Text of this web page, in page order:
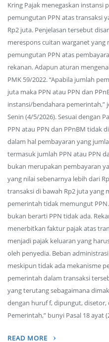
Kring Pajak menegaskan instansi
pemungutan PPN atas transaksi
Rp2 juta. Penjelasan tersebut
merespons cuitan warganet
pemungutan PPN atas
rekanan. Adapun aturan
PMK 59/2022. “Apabila jumlah
juta maka PPN atau PPN dan
instansi/bendahara pemerintah,”
Senin (4/5/2026). Sesuai dengan
PPN atau PPN dan PPnBM tidak
dalam hal pembayaran yang
termasuk jumlah PPN atau PPN
bukan merupakan pembayaran
yang nilai sebenarnya lebih dari
transaksi di bawah Rp2 juta yang
pemerintah tidak memungut
bukan berarti PPN tidak ada.
menerbitkan faktur pajak atas
menjadi pajak keluaran yang
oleh penyedia. Beban
meskipun tidak ada mekanisme
pemerintah dalam transaksi
yang terutang sebagaimana
dengan huruf f, dipungut, disetor,
Pemerintah,” bunyi Pasal 18 ayat
READ MORE